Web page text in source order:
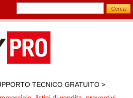
TECNICO GRATUITO >